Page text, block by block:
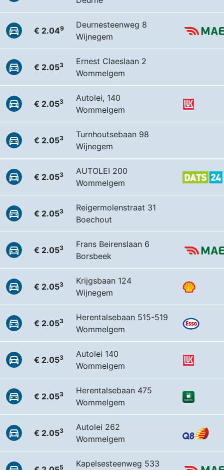
€ 2.049
Deurnesteenweg 8
Wijnegem
€ 2.053
Ernest Claeslaan 2
Wommelgem
€ 2.053
Autolei, 140
Wommelgem
€ 2.053
Turnhoutsebaan 98
Wijnegem
€ 2.053
AUTOLEI 200
Wommelgem
€ 2.053
Reigermolenstraat 31
Boechout
€ 2.053
Frans Beirenslaan 6
Borsbeek
€ 2.053
Krijgsbaan 124
Wijnegem
€ 2.053
Herentalsebaan 515-519
Wommelgem
€ 2.053
Autolei 140
Wommelgem
€ 2.053
Herentalsebaan 475
Wommelgem
€ 2.053
Autolei 262
Wommelgem
5 Kapelsesteenweg 533